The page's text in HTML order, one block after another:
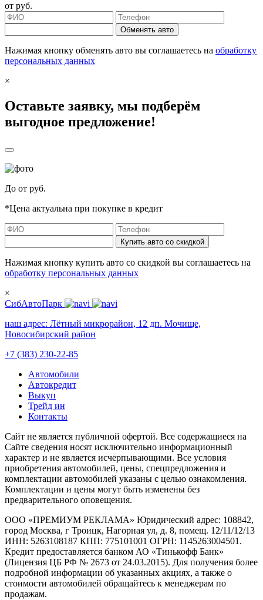
от руб.
Обменять авто
Нажимая кнопку обменять авто вы соглашаетесь на обработку
персональных данных
×
Оставьте заявку, мы подберём
выгодное предложение!
До от руб.
*Цена актуальна при покупке в кредит
Купить авто со скидкой
Нажимая кнопку купить авто со скидкой вы соглашаетесь на
обработку персональных данных
×
СибАвтоПарк
наш адрес: Лётный микрорайон, 12 дп. Мочище,
Новосибирский район
+7 (383) 230-22-85
Автомобили
Автокредит
Выкуп
Трейд ин
Контакты
Cайт не является публичной офертой. Все содержащиеся на
Сайте сведения носят исключительно информационный
характер и не является исчерпывающими. Все условия
приобретения автомобилей, цены, спецпредложения и
комплектации автомобилей указаны с целью ознакомления.
Комплектации и цены могут быть изменены без
предварительного оповещения.
ООО «ПРЕМИУМ РЕКЛАМА» Юридический адрес: 108842,
город Москва, г Троицк, Нагорная ул, д. 8, помещ. 12/11/12/13
ИНН: 5263108187 КПП: 775101001 ОГРН: 1145263004501.
Кредит предоставляется банком АО «Тинькофф Банк»
(Лицензия ЦБ РФ № 2673 от 24.03.2015). Для получения более
подробной информации об указанных акциях, а также о
стоимости автомобилей обращайтесь к менеджерам по
продажам.